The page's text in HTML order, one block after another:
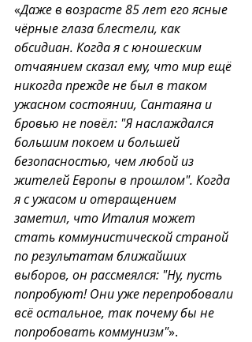
«Даже в возрасте 85 лет его ясные
чёрные глаза блестели, как
обсидиан. Когда я с юношеским
отчаянием сказал ему, что мир ещё
никогда прежде не был в таком
ужасном состоянии, Сантаяна и
бровью не повёл: "Я наслаждался
большим покоем и большей
безопасностью, чем любой из
жителей Европы в прошлом". Когда
я с ужасом и отвращением
заметил, что Италия может
стать коммунистической страной
по результатам ближайших
выборов, он рассмеялся: "Ну, пусть
попробуют! Они уже перепробовали
всё остальное, так почему бы не
попробовать коммунизм"».